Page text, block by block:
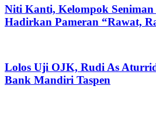
Niti Kanti, Kelompok Seniman
Hadirkan Pameran “Rawat,
Lolos Uji OJK, Rudi As
Bank Mandiri Taspen